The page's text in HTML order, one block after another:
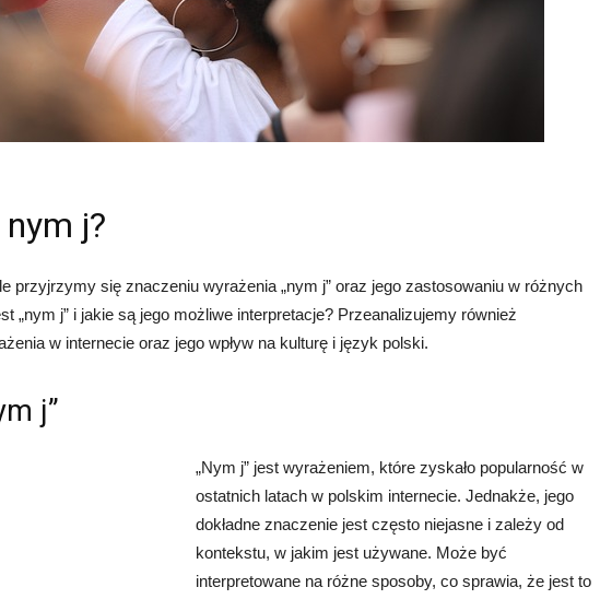
j?
przyjrzymy się znaczeniu wyrażenia „nym j” oraz jego zastosowaniu w różnych
„nym j” i jakie są jego możliwe interpretacje? Przeanalizujemy również
w internecie oraz jego wpływ na kulturę i język polski.
j”
„Nym j” jest wyrażeniem, które zyskało popularność w
ostatnich latach w polskim internecie. Jednakże, jego
dokładne znaczenie jest często niejasne i zależy od
kontekstu, w jakim jest używane. Może być
interpretowane na różne sposoby, co sprawia, że jest to